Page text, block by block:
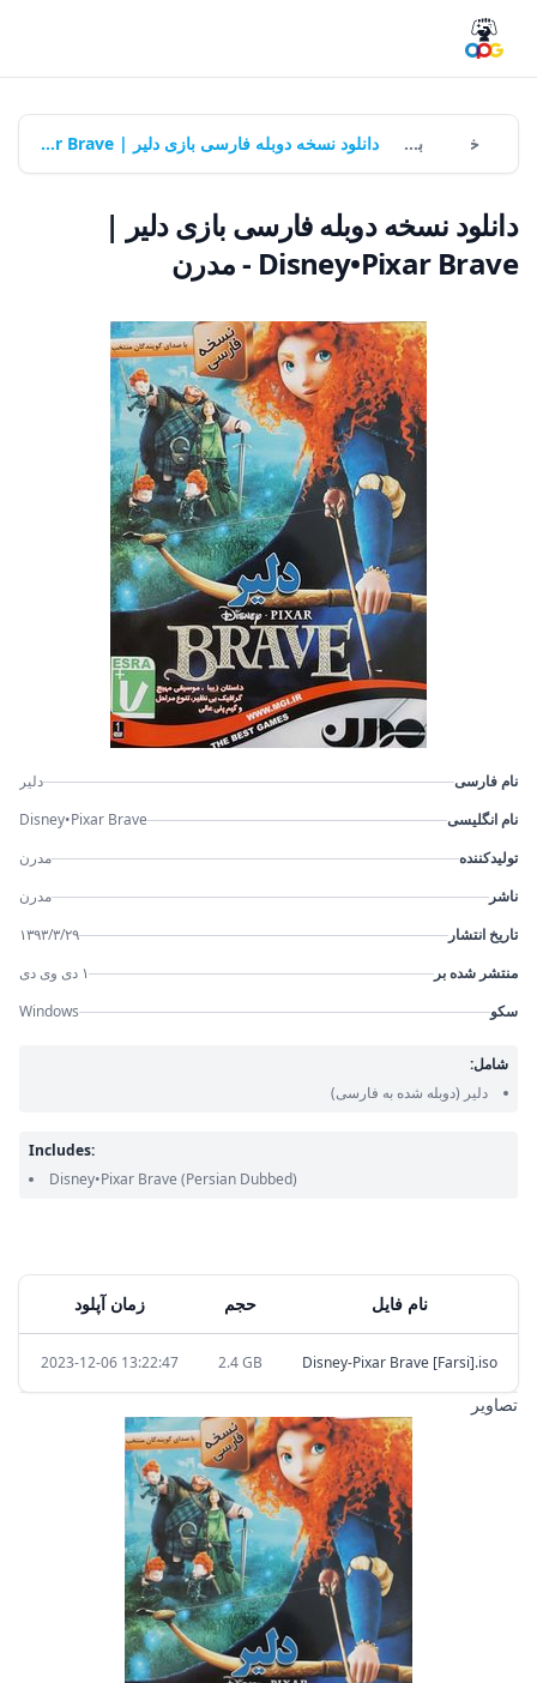
بازی‌ها دانلود نسخه دوبله فارسی بازی دلیر | Disney•Pixar Brave - مدرن
دانلود نسخه دوبله فارسی بازی دلیر |
Disney•Pixar Brave - مدرن
نام فایل حجم زمان آپلود
Disney-Pixar Brave [Farsi].iso
2.4 GB
2023-12-06 13:22:47
تصاویر
نام فارسی
دلیر
نام انگلیسی
Disney•Pixar Brave
تولیدکننده
مدرن
ناشر
مدرن
تاریخ انتشار
۱۳۹۳/۳/۲۹
منتشر شده بر
۱ دی وی دی
سکو
Windows
شامل:
دلیر (دوبله شده به فارسی)
Includes:
Disney•Pixar Brave (Persian Dubbed)